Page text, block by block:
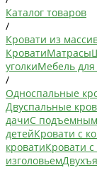
Каталог товаров
/
Кровати из
КроватиМатрасы
уголкиМебель
/
Односпальные
Двуспальные
дачиС
детейКровати с
кроватиКровати
изголовьем